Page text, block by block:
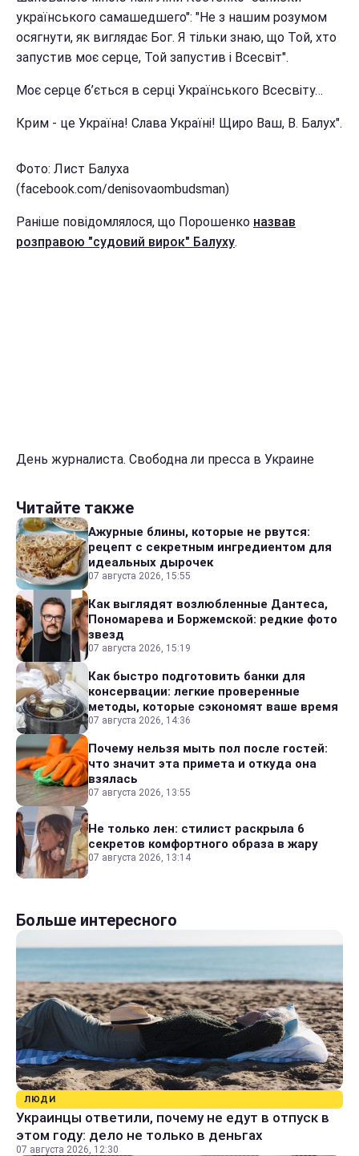
українського самашедшего": "Не з нашим розумом
осягнути, як виглядає Бог. Я тільки знаю, що Той, хто
запустив моє серце, Той запустив і Всесвіт".
Моє серце б’ється в серці Українського Всесвіту…
Крим - це Україна! Слава Україні! Щиро Ваш, В. Балух".
Фото: Лист Балуха
(facebook.com/denisovaombudsman)
Раніше повідомлялося, що Порошенко назвав
розправою "судовий вирок" Балуху.
День журналиста. Свободна ли пресса в Украине
Читайте также
Ажурные блины, которые не рвутся:
рецепт с секретным ингредиентом для
идеальных дырочек
07 августа 2026, 15:55
Как выглядят возлюбленные Дантеса,
Пономарева и Боржемской: редкие фото
звезд
07 августа 2026, 15:19
Как быстро подготовить банки для
консервации: легкие проверенные
методы, которые сэкономят ваше время
07 августа 2026, 14:36
Почему нельзя мыть пол после гостей:
что значит эта примета и откуда она
взялась
07 августа 2026, 13:55
Не только лен: стилист раскрыла 6
секретов комфортного образа в жару
07 августа 2026, 13:14
Больше интересного
ЛЮДИ
Украинцы ответили, почему не едут в отпуск в
этом году: дело не только в деньгах
07 августа 2026, 12:30